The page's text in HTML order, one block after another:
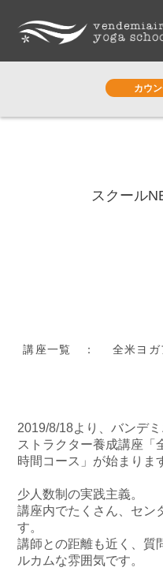
カウ
スクール
講座一覧 ： 全米ヨガ
2019/8/18より、バンデ
ストラクター養成講座「
時間コース」が始まりま
少人数制の実践主義。
講座内でたくさん、セン
す。
講師との距離も近く、質
ルカムな雰囲気です。